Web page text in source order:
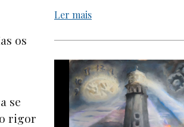
os
se
rigor
Ler mais